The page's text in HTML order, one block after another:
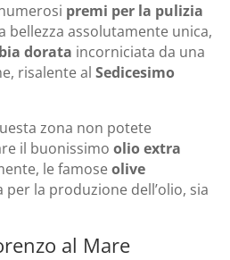
premi per la pulizia
bellezza assolutamente unica,
dorata incorniciata da una
risalente alSedicesimo
zona non potete
il buonissimoolio extra
le famoseolive
per la produzione dell’olio, sia
al Mare